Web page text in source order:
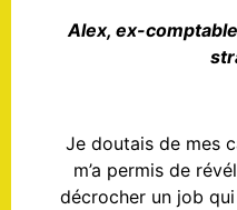
Alex, ex-
Je doutais de mes
m’a permis de
décrocher un job